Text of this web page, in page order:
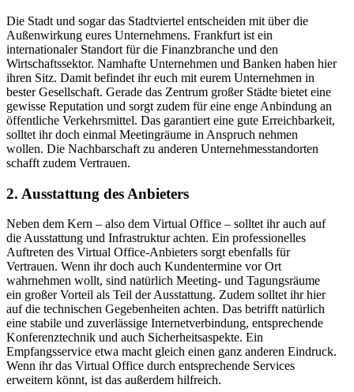
Die Stadt und sogar das Stadtviertel entscheiden mit über die
Außenwirkung eures Unternehmens. Frankfurt ist ein
internationaler Standort für die Finanzbranche und den
Wirtschaftssektor. Namhafte Unternehmen und Banken haben hier
ihren Sitz. Damit befindet ihr euch mit eurem Unternehmen in
bester Gesellschaft. Gerade das Zentrum großer Städte bietet eine
gewisse Reputation und sorgt zudem für eine enge Anbindung an
öffentliche Verkehrsmittel. Das garantiert eine gute Erreichbarkeit,
solltet ihr doch einmal Meetingräume in Anspruch nehmen
wollen. Die Nachbarschaft zu anderen Unternehmesstandorten
schafft zudem Vertrauen.
2. Ausstattung des Anbieters
Neben dem Kern – also dem Virtual Office – solltet ihr auch auf
die Ausstattung und Infrastruktur achten. Ein professionelles
Auftreten des Virtual Office-Anbieters sorgt ebenfalls für
Vertrauen. Wenn ihr doch auch Kundentermine vor Ort
wahrnehmen wollt, sind natürlich Meeting- und Tagungsräume
ein großer Vorteil als Teil der Ausstattung. Zudem solltet ihr hier
auf die technischen Gegebenheiten achten. Das betrifft natürlich
eine stabile und zuverlässige Internetverbindung, entsprechende
Konferenztechnik und auch Sicherheitsaspekte. Ein
Empfangsservice etwa macht gleich einen ganz anderen Eindruck.
Wenn ihr das Virtual Office durch entsprechende Services
erweitern könnt, ist das außerdem hilfreich.